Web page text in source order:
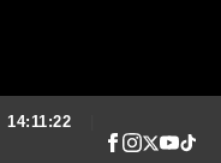
14:11:23